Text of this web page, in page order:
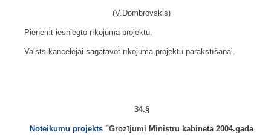
(V.Dombrovskis)
Pieņemt iesniegto rīkojuma projektu.
Valsts kancelejai sagatavot rīkojuma projektu parakstīšanai.
34.§
Noteikumu projekts "Grozījumi Ministru kabineta 2004.gada